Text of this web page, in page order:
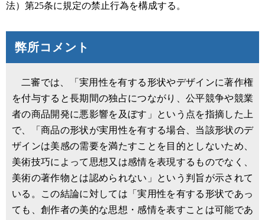
法）第25条に規定の禁止行為を構成する。
弊所コメント
二審では、「実用性を有する形状やデザインに著作権
を付与すると長期間の独占につながり、公平競争や競業
者の商品開発に悪影響を及ぼす」という点を指摘した上
で、「商品の形状が実用性を有する場合、当該形状のデ
ザインは美感の需要を満たすことを目的としないため、
美術技巧によって思想又は感情を表現するものでなく、
美術の著作物とは認められない」という判旨が示されて
いる。この結論に対しては「実用性を有する形状であっ
ても、創作者の美的な思想・感情を表すことは可能であ